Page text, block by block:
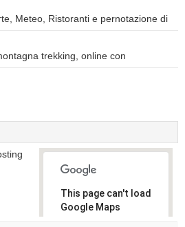
Meteo, Ristoranti e pernotazione di
trekking, online con
This page can't load
Google Maps
correctly.